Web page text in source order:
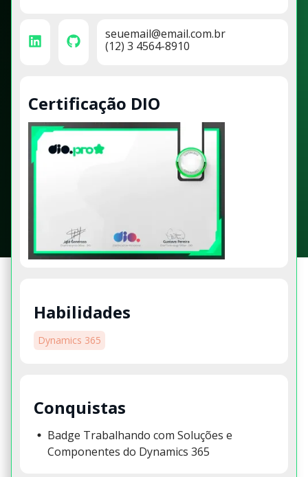
seuemail@email.com.br
(12) 3 4564-8910
Certificação DIO
Habilidades
Dynamics 365
Conquistas
Badge Trabalhando com Soluções e
Componentes do Dynamics 365